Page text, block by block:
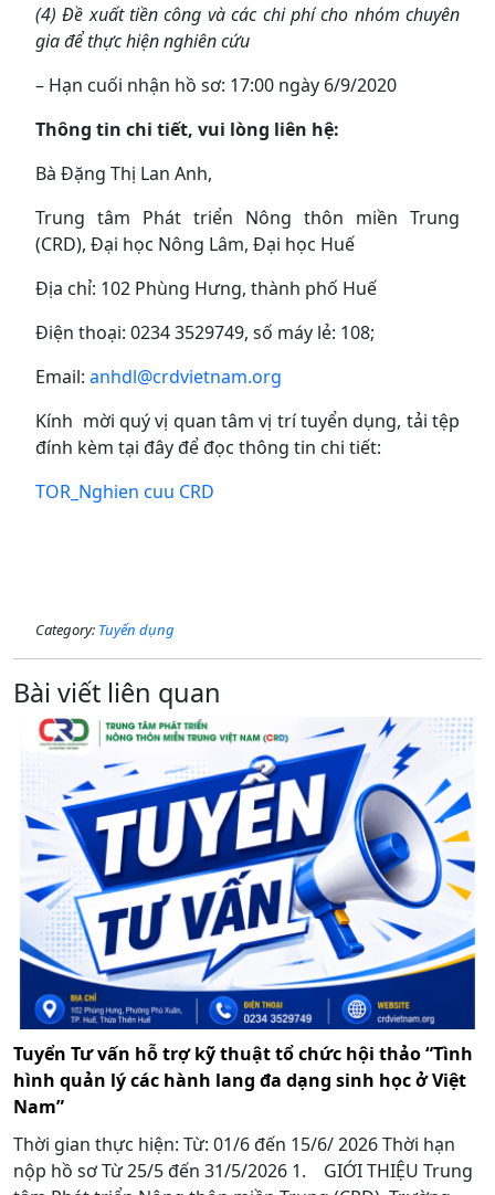
(4) Đề xuất tiền công và các chi phí cho nhóm chuyên
gia để thực hiện nghiên cứu
– Hạn cuối nhận hồ sơ: 17:00 ngày 6/9/2020
Thông tin chi tiết, vui lòng liên hệ:
Bà Đặng Thị Lan Anh,
Trung tâm Phát triển Nông thôn miền Trung
(CRD), Đại học Nông Lâm, Đại học Huế
Địa chỉ: 102 Phùng Hưng, thành phố Huế
Điện thoại: 0234 3529749, số máy lẻ: 108;
Email: anhdl@crdvietnam.org
Kính mời quý vị quan tâm vị trí tuyển dụng, tải tệp
đính kèm tại đây để đọc thông tin chi tiết:
TOR_Nghien cuu CRD
Category: Tuyển dụng
Bài viết liên quan
Tuyển Tư vấn hỗ trợ kỹ thuật tổ chức hội thảo “Tình
hình quản lý các hành lang đa dạng sinh học ở Việt
Nam”
Thời gian thực hiện: Từ: 01/6 đến 15/6/ 2026 Thời hạn
nộp hồ sơ Từ 25/5 đến 31/5/2026 1. GIỚI THIỆU Trung